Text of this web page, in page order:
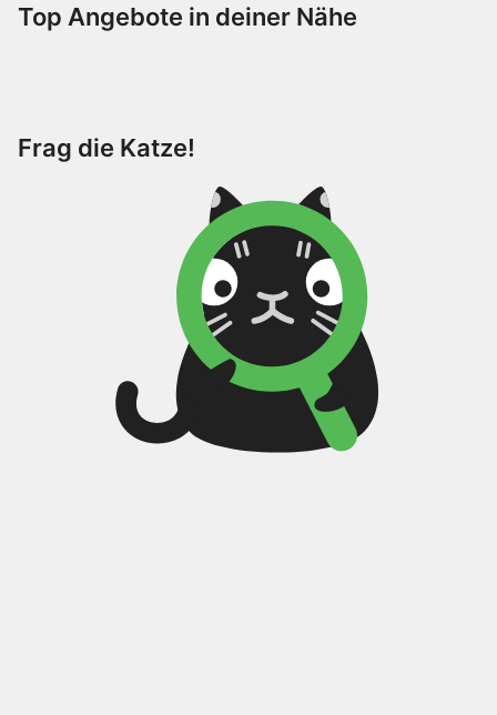
Top Angebote in deiner Nähe
Frag die Katze!